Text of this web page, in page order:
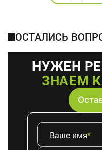
ОСТАЛИСЬ
НУЖЕН
ЗНАЕМ
Ваше имя*